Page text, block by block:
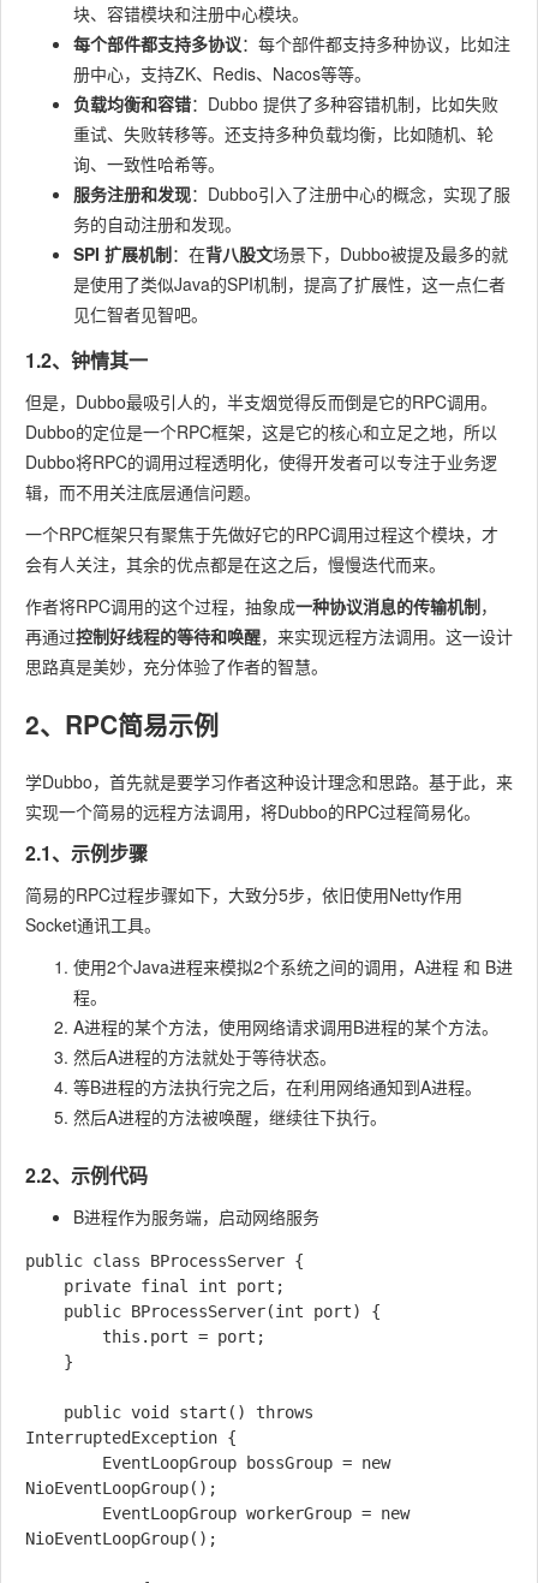
块、容错模块和注册中心模块。
每个部件都支持多协议：每个部件都支持多种协议，比如注
册中心，支持ZK、Redis、Nacos等等。
负载均衡和容错：Dubbo 提供了多种容错机制，比如失败
重试、失败转移等。还支持多种负载均衡，比如随机、轮
询、一致性哈希等。
服务注册和发现：Dubbo引入了注册中心的概念，实现了服
务的自动注册和发现。
SPI 扩展机制：在背八股文场景下，Dubbo被提及最多的就
是使用了类似Java的SPI机制，提高了扩展性，这一点仁者
见仁智者见智吧。
1.2、钟情其一
但是，Dubbo最吸引人的， 半支烟觉得反而倒是它的RPC调用。
Dubbo的定位是一个RPC框架，这是它的核心和立足之地，所以
Dubbo将RPC的调用过程透明化，使得开发者可以专注于业务逻
辑，而不用关注底层通信问题。
一个RPC框架只有聚焦于先做好它的RPC调用过程这个模块，才
会有人关注，其余的优点都是在这之后，慢慢迭代而来。
作者将RPC调用的这个过程，抽象成一种协议消息的传输机制，
再通过控制好线程的等待和唤醒，来实现远程方法调用。这一设计
思路真是美妙，充分体验了作者的智慧。
2、RPC简易示例
学Dubbo，首先就是要学习作者这种设计理念和思路。基于此，来
实现一个简易的远程方法调用，将Dubbo的RPC过程简易化。
2.1、示例步骤
简易的RPC过程步骤如下，大致分5步，依旧使用Netty作用
Socket通讯工具。
使用2个Java进程来模拟2个系统之间的调用，A进程 和 B进
程。
A进程的某个方法，使用网络请求调用B进程的某个方法。
然后A进程的方法就处于等待状态。
等B进程的方法执行完之后，在利用网络通知到A进程。
然后A进程的方法被唤醒，继续往下执行。
2.2、示例代码
B进程作为服务端，启动网络服务
public class BProcessServer {
InterruptedException {
NioEventLoopGroup();
NioEventLoopGroup();